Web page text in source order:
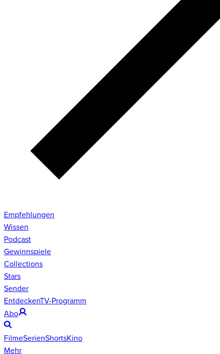
Empfehlungen
Wissen
Podcast
Gewinnspiele
Collections
Stars
Sender
EntdeckenTV-Programm
Abo
FilmeSerienShortsKino
Mehr